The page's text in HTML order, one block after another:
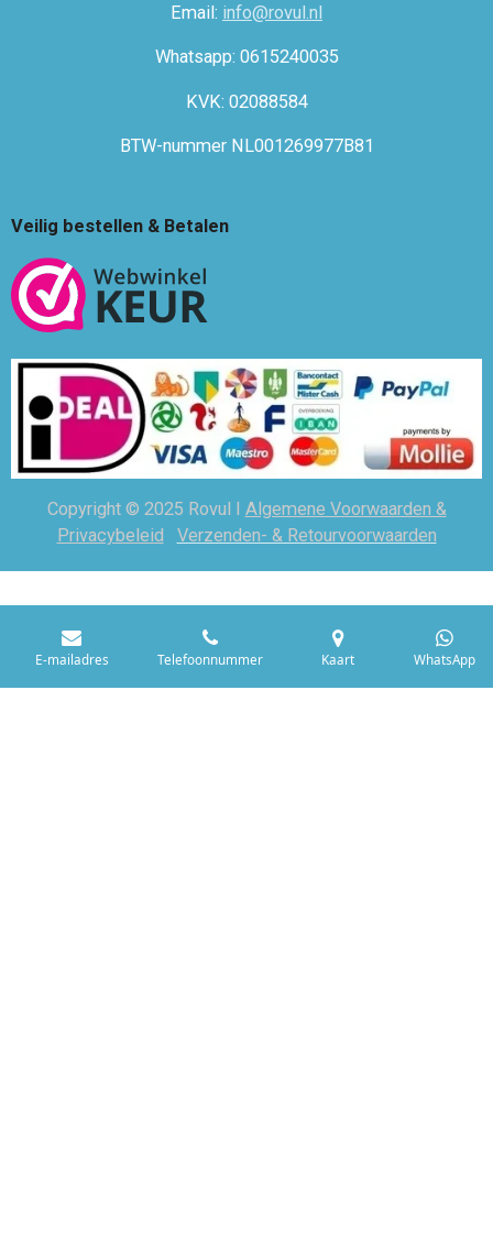
Email: info@rovul.nl
Whatsapp: 0615240035
KVK: 02088584
BTW-nummer NL001269977B81
Veilig bestellen & Betalen
Copyright © 2025 Rovul I Algemene Voorwaarden &
Privacybeleid
Verzenden- & Retourvoorwaarden
E-mailadres Telefoonnummer Kaart WhatsApp